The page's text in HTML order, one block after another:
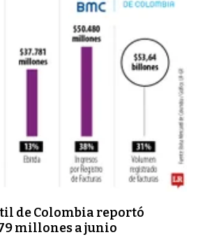
de Colombia reportó
millones a junio